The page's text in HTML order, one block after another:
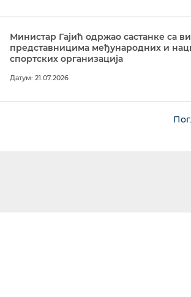
Министар Гајић одржао састанке са
представницима међународних и
спортских организација
Датум: 21.07.2026